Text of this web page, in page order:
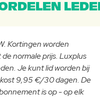
Kortingen worden
normale prijs. Luxplus
Je kunt lid worden bij
9,95 €/30 dagen. De
is op - op elk